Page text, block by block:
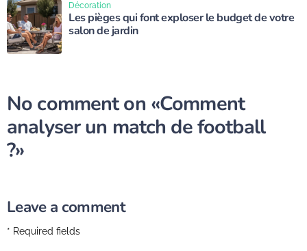
Les pièges qui font exploser le budget de votre
salon de jardin
Décoration
No comment on «Comment
analyser un match de football
?»
Leave a comment
* Required fields